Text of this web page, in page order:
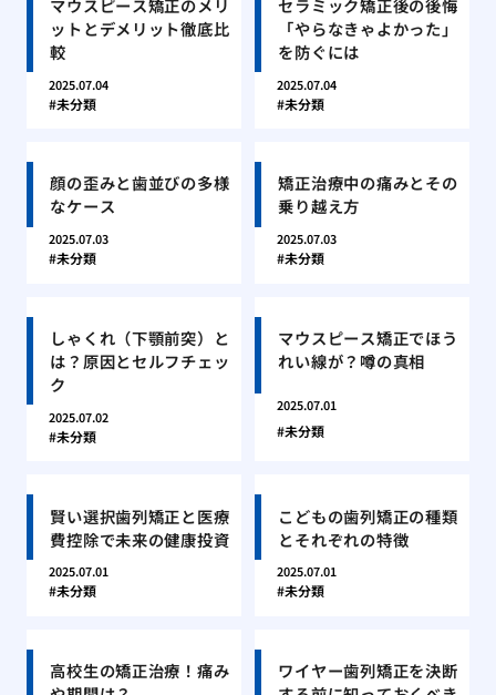
マウスピース矯正のメリ
ットとデメリット徹底比
較
2025.07.04
未分類
セラミック矯正後の後悔
「やらなきゃよかった」
を防ぐには
2025.07.04
未分類
顔の歪みと歯並びの多様
なケース
2025.07.03
未分類
矯正治療中の痛みとその
乗り越え方
2025.07.03
未分類
しゃくれ（下顎前突）と
は？原因とセルフチェッ
ク
2025.07.02
未分類
マウスピース矯正でほう
れい線が？噂の真相
2025.07.01
未分類
賢い選択歯列矯正と医療
費控除で未来の健康投資
2025.07.01
未分類
こどもの歯列矯正の種類
とそれぞれの特徴
2025.07.01
未分類
高校生の矯正治療！痛み
ワイヤー歯列矯正を決断